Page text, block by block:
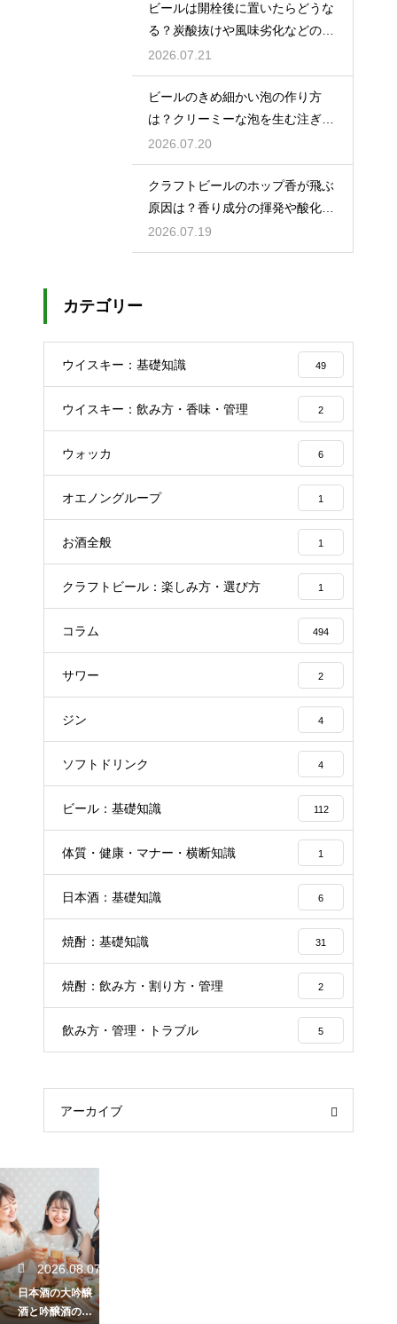
ビールは開栓後に置いたらどうな
る？炭酸抜けや風味劣化などの影
響を解説
2026.07.21
ビールのきめ細かい泡の作り方
は？クリーミーな泡を生む注ぎ方
のコツ
2026.07.20
クラフトビールのホップ香が飛ぶ
原因は？香り成分の揮発や酸化で
失われる理由を解説
2026.07.19
カテゴリー
ウイスキー：基礎知識 49
ウイスキー：飲み方・香味・管理 2
ウォッカ 6
オエノングループ 1
お酒全般 1
クラフトビール：楽しみ方・選び方 1
コラム 494
サワー 2
ジン 4
ソフトドリンク 4
ビール：基礎知識 112
体質・健康・マナー・横断知識 1
日本酒：基礎知識 6
焼酎：基礎知識 31
焼酎：飲み方・割り方・管理 2
飲み方・管理・トラブル 5
アーカイブ
2026.08.07
日本酒の大吟醸
酒と吟醸酒の違